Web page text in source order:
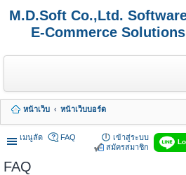
M.D.Soft Co.,Ltd.
E-Commerce
หน้าเว็บ
หน้าเว็บบอร์ด
เมนูลัด
FAQ
เข้าสู่ระบบ
สมัครสมาชิก
FAQ